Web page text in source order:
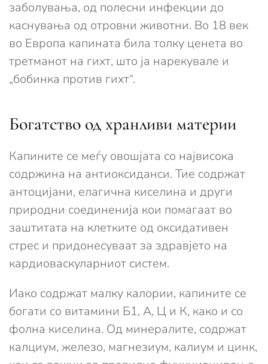
заболувања, од полесни инфекции до
каснувања од отровни животни. Во 18 век
во Европа капината била толку ценета во
третманот на гихт, што ја нарекувале и
„бобинка против гихт“.
Богатство од хранливи материи
Капините се меѓу овошјата со највисока
содржина на антиоксиданси. Тие содржат
антоцијани, елагична киселина и други
природни соединенија кои помагаат во
заштитата на клетките од оксидативен
стрес и придонесуваат за здравјето на
кардиоваскуларниот систем.
Иако содржат малку калории, капините се
богати со витамини Б1, А, Ц и К, како и со
фолна киселина. Од минералите, содржат
калциум, железо, магнезиум, калиум и цинк,